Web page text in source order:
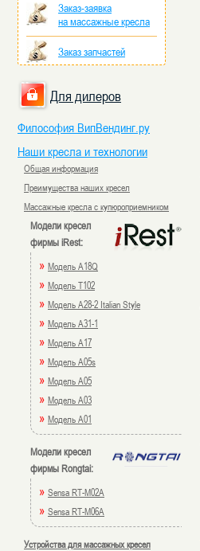
Заказ-заявка
на массажные кресла
Заказ запчастей
Для дилеров
Философия ВипВендинг.ру
Наши кресла и технологии
Общая информация
Преимущества наших кресел
Массажные кресла с купюроприемником
Модели кресел
фирмы iRest:
» Модель A18Q
» Модель T102
» Модель A28-2 Italian Style
» Модель A31-1
» Модель A17
» Модель A05s
» Модель A05
» Модель A03
» Модель A01
Модели кресел
фирмы Rongtai:
» Sensa RT-M02A
» Sensa RT-M06A
Устройства для массажных кресел